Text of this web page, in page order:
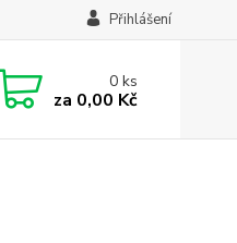
Přihlášení
0ks
za 0,00 Kč